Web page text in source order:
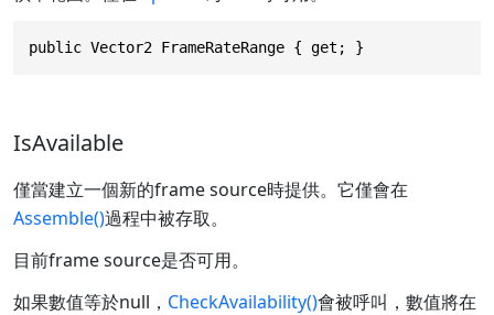
public Vector2 FrameRateRange { get; }
IsAvailable
僅當建立一個新的frame source時提供。它僅會在
Assemble()過程中被存取。
目前frame source是否可用。
如果數值等於null， CheckAvailability()會被呼叫，數值將在